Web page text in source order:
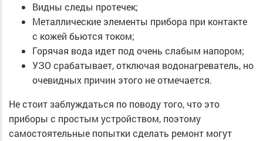
Видны следы протечек;
Металлические элементы прибора при контакте
с кожей бьются током;
Горячая вода идет под очень слабым напором;
УЗО срабатывает, отключая водонагреватель, но
очевидных причин этого не отмечается.
Не стоит заблуждаться по поводу того, что это
приборы с простым устройством, поэтому
самостоятельные попытки сделать ремонт могут